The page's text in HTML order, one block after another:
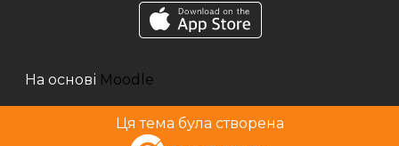
На основі Moodle
Ця тема була створена